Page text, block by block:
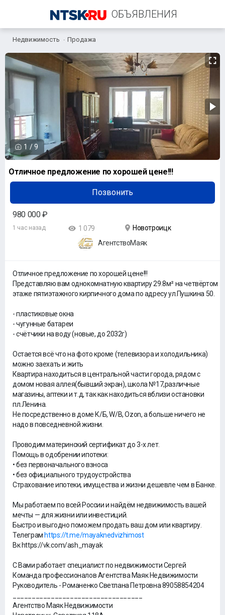
ОБЪЯВЛЕНИЯ
+7 (958) 838-38-73
Недвижимость Продажа
1 / 9
Отличное предложение по хорошей цене!!!
Позвонить
980 000 ₽
1 час назад 1 079
Новотроицк
АгентствоМаяк
Отличное предложение по хорошей цене!!!
Представляю вам однокомнатную квартиру 29.8м² на четвёртом
этаже пятиэтажного кирпичного дома по адресу ул.Пушкина 50.
- пластиковые окна
- чугунные батареи
- счётчики на воду (новые, до 2032г)
Остается всё что на фото кроме (телевизора и холодильника)
можно заехать и жить
Квартира находиться в центральной части города, рядом с
домом новая аллея(бывший экран), школа №17,различные
магазины, аптеки и т.д, так как находиться вблизи остановки
пл.Ленина.
Не посредственно в доме К/Б, W/B, Ozon, а больше ничего не
надо в повседневной жизни.
Проводим материнский сертификат до 3-х лет.
Помощь в одобрении ипотеки:
• без первоначального взноса
• без официального трудоустройства
Страхование ипотеки, имущества и жизни дешевле чем в Банке.
Мы работаем по всей России и найдём недвижимость вашей
мечты — для жизни или инвестиций.
Быстро и выгодно поможем продать ваш дом или квартиру.
Телеграм https://t.me/mayaknedvizhimost
Вк https://vk.com/ash_mayak
С Вами работает специалист по недвижимости Сергей
Команда профессионалов Агентства Маяк Недвижимости
Руководитель - Романенко Светлана Петровна 89058854204
Агентство Маяк Недвижимости